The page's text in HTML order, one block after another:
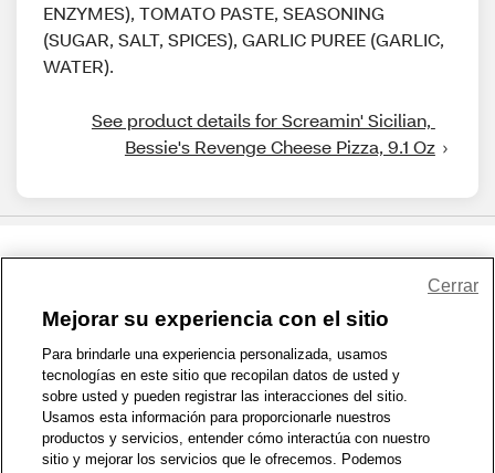
ENZYMES), TOMATO PASTE, SEASONING
(SUGAR, SALT, SPICES), GARLIC PUREE (GARLIC,
WATER).
See product details for Screamin' Sicilian,
Bessie's Revenge Cheese Pizza, 9.1 Oz
1-800-679-9691 | Contáctenos | Términos de Uso | Accesibilidad
Política de Privacidad | WA Privacy Policy | Mapa del sitio
Zona de Bienestar | © 1999 - 2026 CVS.com
Mejorar su experiencia con el sitio
Para brindarle una experiencia personalizada, usamos
tecnologías en este sitio que recopilan datos de usted y
sobre usted y pueden registrar las interacciones del sitio.
Usamos esta información para proporcionarle nuestros
productos y servicios, entender cómo interactúa con nuestro
sitio y mejorar los servicios que le ofrecemos. Podemos
Cerrar